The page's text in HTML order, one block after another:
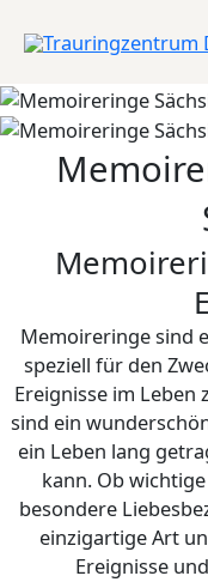
Inhalt
Memoireringe sind
speziell für den
Ereignisse im Leben
sind ein
ein Leben lang
kann. Ob
besondere
einzigartige Art
Ereignisse